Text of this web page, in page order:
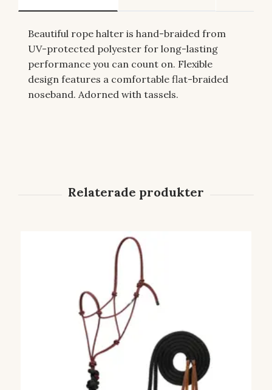
Beautiful rope halter is hand-braided from
UV-protected polyester for long-lasting
performance you can count on. Flexible
design features a comfortable flat-braided
noseband. Adorned with tassels.